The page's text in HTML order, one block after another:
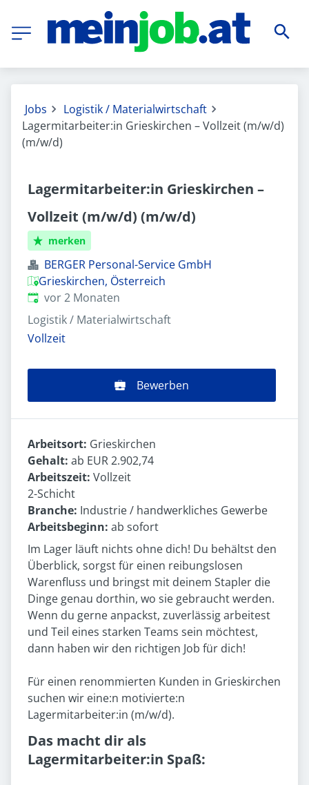
Jobs
Logistik / Materialwirtschaft
Lagermitarbeiter:in Grieskirchen – Vollzeit (m/w/d)
(m/w/d)
Lagermitarbeiter:in Grieskirchen –
Vollzeit (m/w/d) (m/w/d)
merken
BERGER Personal-Service GmbH
Grieskirchen, Österreich
Veröffentlicht:
vor 2 Monaten
Logistik / Materialwirtschaft
Vollzeit
Bewerben
Arbeitsort: Grieskirchen
Gehalt: ab EUR 2.902,74
Arbeitszeit: Vollzeit
2-Schicht
Branche: Industrie / handwerkliches Gewerbe
Arbeitsbeginn: ab sofort
Im Lager läuft nichts ohne dich! Du behältst den
Überblick, sorgst für einen reibungslosen
Warenfluss und bringst mit deinem Stapler die
Dinge genau dorthin, wo sie gebraucht werden.
Wenn du gerne anpackst, zuverlässig arbeitest
und Teil eines starken Teams sein möchtest,
dann haben wir den richtigen Job für dich!
Für einen renommierten Kunden in Grieskirchen
suchen wir eine:n motivierte:n
Lagermitarbeiter:in (m/w/d).
Das macht dir als
Lagermitarbeiter:in Spaß: